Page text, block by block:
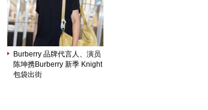
Burberry 品牌代言人、演员
陈坤携Burberry 新季 Knight
包袋出街